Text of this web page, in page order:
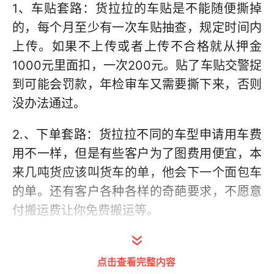
1、车贴套路：货拉拉的车贴是不能随便撕掉
的，每个月至少有一次车贴抽查，规定时间内
上传。如果不上传或者上传不合格就从押金
1000元里面扣，一次200元。贴了车贴交警捉
到可能会罚款，年检审车又需要撕下来，否则
没办法通过。
2.、下单套路：货拉拉不同的车型申请用车费
用不一样，但是有些客户为了图费用便宜，本
来几吨货应该叫货车的单，他会下一个面包车
的单。还有客户各种各样的奇葩要求，不愿意
付搬运费让你免费搬运等。
3、抢单套路：如果想轻松抢到单就需要购买
会员，不同等级的会员权限不同，不买会员除
点击查看完整内容